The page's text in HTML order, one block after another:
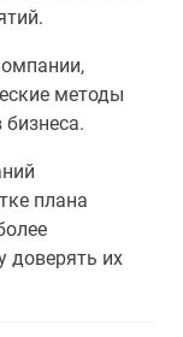
методы
плана
доверять их